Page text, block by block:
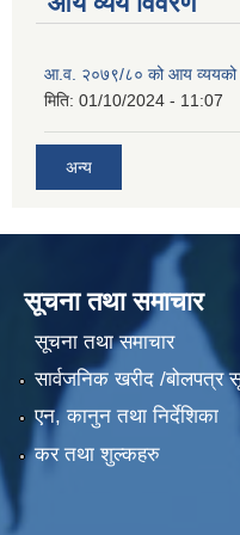
आ.व. २०७९/८० को आय व्ययको
मिति: 01/10/2024 - 11:07
अन्य
सूचना तथा समाचार
सूचना तथा समाचार
सार्वजनिक खरीद /बोलपत्र
एन, कानुन तथा निर्देशिका
कर तथा शुल्कहरु